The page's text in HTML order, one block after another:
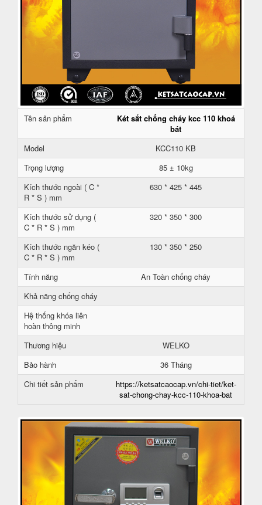
Tên sản phẩm
Két sắt chống cháy kcc 110 khoá
bát
Model
KCC110 KB
Trọng lượng
85 ± 10kg
Kích thước ngoài ( C *
R * S ) mm
630 * 425 * 445
Kích thước sử dụng (
C * R * S ) mm
320 * 350 * 300
Kích thước ngăn kéo (
C * R * S ) mm
130 * 350 * 250
Tính năng
An Toàn chống cháy
Khả năng chống cháy
Hệ thống khóa liên
hoàn thông minh
Thương hiệu
WELKO
Bảo hành
36 Tháng
Chi tiết sản phẩm
https://ketsatcaocap.vn/chi-tiet/ket-
sat-chong-chay-kcc-110-khoa-bat